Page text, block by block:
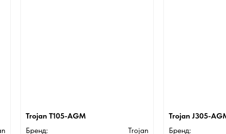
Trojan T105-AGM
Бренд:
Trojan
Trojan J305-
Бренд: